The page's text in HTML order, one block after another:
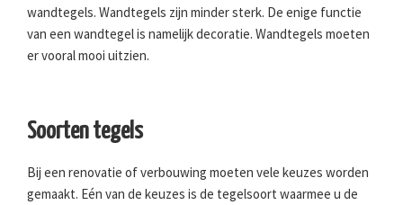
wandtegels. Wandtegels zijn minder sterk. De enige functie
van een wandtegel is namelijk decoratie. Wandtegels moeten
er vooral mooi uitzien.
Soorten tegels
Bij een renovatie of verbouwing moeten vele keuzes worden
gemaakt. Eén van de keuzes is de tegelsoort waarmee u de